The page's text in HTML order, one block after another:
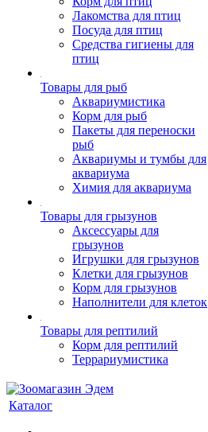
Лакомства для птиц
Посуда для птиц
Средства гигиены для
птиц
Товары для рыб
Аквариумистика
Корм для рыб
Пакеты для переноски
рыб
Аквариумы и тумбы для
аквариума
Химия для аквариума
Товары для грызунов
Аксессуары для
грызунов
Игрушки для грызунов
Клетки для грызунов
Корм для грызунов
Наполнители для клеток
Товары для рептилий
Корм для рептилий
Террариумистика
Каталог